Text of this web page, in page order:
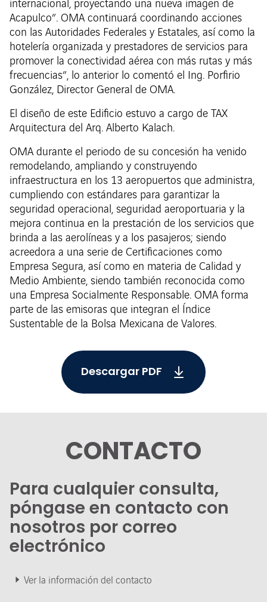
internacional, proyectando una nueva imagen de
Acapulco”. OMA continuará coordinando acciones
con las Autoridades Federales y Estatales, así como la
hotelería organizada y prestadores de servicios para
promover la conectividad aérea con más rutas y más
frecuencias”, lo anterior lo comentó el Ing. Porfirio
González, Director General de OMA.
El diseño de este Edificio estuvo a cargo de TAX
Arquitectura del Arq. Alberto Kalach.
OMA durante el periodo de su concesión ha venido
remodelando, ampliando y construyendo
infraestructura en los 13 aeropuertos que administra,
cumpliendo con estándares para garantizar la
seguridad operacional, seguridad aeroportuaria y la
mejora continua en la prestación de los servicios que
brinda a las aerolíneas y a los pasajeros; siendo
acreedora a una serie de Certificaciones como
Empresa Segura, así como en materia de Calidad y
Medio Ambiente, siendo también reconocida como
una Empresa Socialmente Responsable. OMA forma
parte de las emisoras que integran el Índice
Sustentable de la Bolsa Mexicana de Valores.
Descargar PDF
CONTACTO
Para cualquier consulta,
póngase en contacto con
nosotros por correo
electrónico
Ver la información del contacto